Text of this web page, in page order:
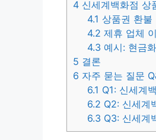
4 신세계백화점 상
4.1 상품권 환불
4.2 제휴 업체
4.3 예시: 현금
5 결론
6 자주 묻는 질문
6.1 Q1: 신세계
6.2 Q2: 신세계
6.3 Q3: 신세계